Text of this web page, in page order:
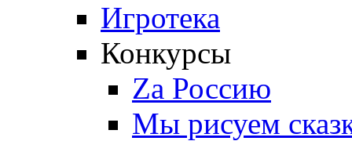
Игротека
Конкурсы
Zа Россию
Мы рисуем